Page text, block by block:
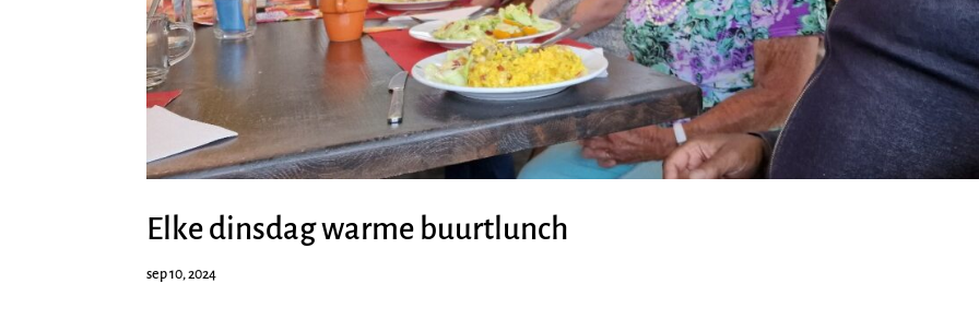
Elke dinsdag warme buurtlunch
sep 10, 2024